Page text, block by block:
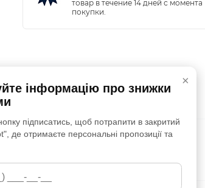
товар в течение 14 дней с момента
покупки.
- ответ0
липучкой (Velcro) на задней стороне.
×
інформацію про знижки
підписатись, щоб потрапити в закритий
де отримаєте персональні пропозиції та